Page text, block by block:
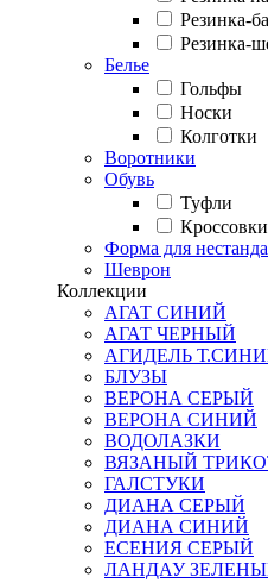
Резинка-
Резинка-
Белье
Гольфы
Носки
Колготки
Воротники
Обувь
Туфли
Кроссовки
Форма для
Шеврон
Коллекции
АГАТ СИНИЙ
АГАТ ЧЕРНЫЙ
АГИДЕЛЬ
БЛУЗЫ
ВЕРОНА СЕРЫЙ
ВЕРОНА СИНИЙ
ВОДОЛАЗКИ
ВЯЗАНЫЙ
ГАЛСТУКИ
ДИАНА СЕРЫЙ
ДИАНА СИНИЙ
ЕСЕНИЯ СЕРЫЙ
ЛАНДАУ